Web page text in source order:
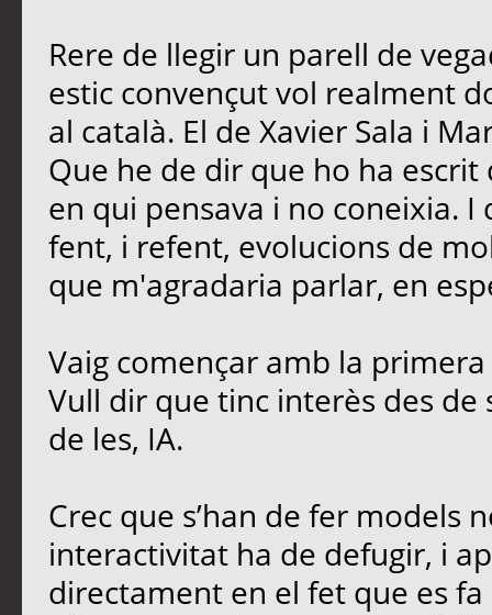
Rere de llegir un parell de
estic convençut vol realment
al català. El de Xavier Sala i
Que he de dir que ho ha
en qui pensava i no coneixia.
fent, i refent, evolucions de
que m'agradaria parlar, en
Vaig començar amb la
Vull dir que tinc interès des
de les, IA.
Crec que s’han de fer models
interactivitat ha de defugir, i
directament en el fet que es